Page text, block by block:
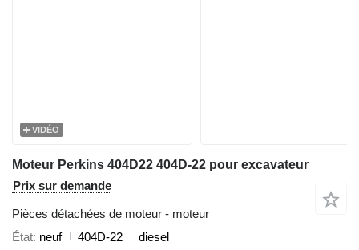
VIDÉO
Moteur Perkins 404D22 404D-22 pour excavateur
Prix sur demande
Pièces détachées de moteur - moteur
État neuf 404D-22
diesel